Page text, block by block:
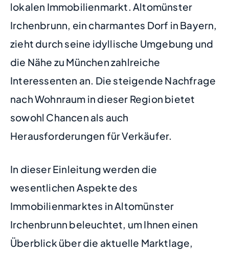
lokalen Immobilienmarkt. Altomünster
Irchenbrunn, ein charmantes Dorf in Bayern,
zieht durch seine idyllische Umgebung und
die Nähe zu München zahlreiche
Interessenten an. Die steigende Nachfrage
nach Wohnraum in dieser Region bietet
sowohl Chancen als auch
Herausforderungen für Verkäufer.
In dieser Einleitung werden die
wesentlichen Aspekte des
Immobilienmarktes in Altomünster
Irchenbrunn beleuchtet, um Ihnen einen
Überblick über die aktuelle Marktlage,